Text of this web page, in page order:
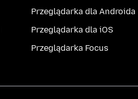
Przeglądarka dla Androida
Przeglądarka dla iOS
Przeglądarka Focus